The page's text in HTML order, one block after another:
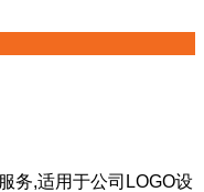
务,适用于公司LOGO设